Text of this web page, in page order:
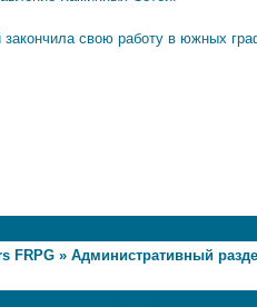
закончила свою работу в южных
FRPG » Административный